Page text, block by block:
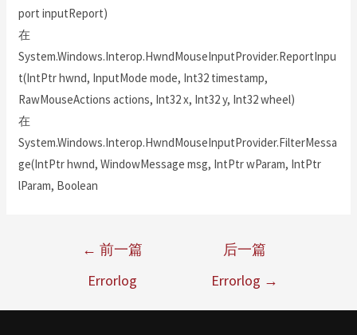
port inputReport)
在
System.Windows.Interop.HwndMouseInputProvider.ReportInpu
t(IntPtr hwnd, InputMode mode, Int32 timestamp,
RawMouseActions actions, Int32 x, Int32 y, Int32 wheel)
在
System.Windows.Interop.HwndMouseInputProvider.FilterMessa
ge(IntPtr hwnd, WindowMessage msg, IntPtr wParam, IntPtr
lParam, Boolean
← 前一篇
Errorlog
后一篇
Errorlog →